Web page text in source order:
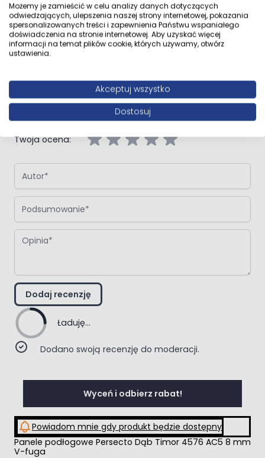
Opinie klientów
Napisz opinię o produkcie:Panele podłogowe Persecto Dąb
Timor 4576 AC5 8 mm V-fuga
Twoja ocena:
Autor
Podsumowanie
Opinia
Dodaj recenzję
Ładuję...
Dodano swoją recenzję do moderacji.
Wyceń i odbierz rabat!
Powiadom mnie gdy produkt będzie dostępny
Panele podłogowe Persecto Dąb Timor 4576 AC5 8 mm
V-fuga
Możemy je zamieścić w celu analizy danych dotyczących
odwiedzających, ulepszenia naszej strony internetowej, pokazania
spersonalizowanych treści i zapewnienia Państwu wspaniałego
doświadczenia na stronie internetowej. Aby uzyskać więcej
informacji na temat plików cookie, których używamy, otwórz
ustawienia.
Akceptuj wszystko
Dostosuj